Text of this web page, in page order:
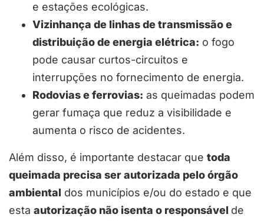
e estações ecológicas.
Vizinhança de linhas de transmissão e
distribuição de energia elétrica: o fogo
pode causar curtos-circuitos e
interrupções no fornecimento de energia.
Rodovias e ferrovias: as queimadas podem
gerar fumaça que reduz a visibilidade e
aumenta o risco de acidentes.
Além disso, é importante destacar que toda
queimada precisa ser autorizada pelo órgão
ambiental dos municípios e/ou do estado e que
esta autorização não isenta o responsável de